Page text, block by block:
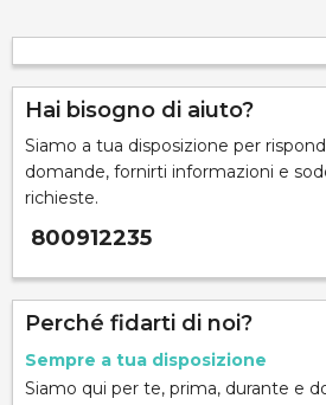
Hai bisogno di aiuto?
Siamo a tua disposizione per
domande, fornirti informazioni e
richieste.
800912235
Perché fidarti di noi?
Sempre a tua disposizione
Siamo qui per te, prima, durante e